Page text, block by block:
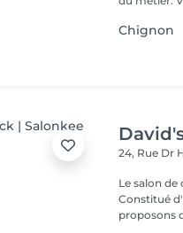
Chignon
24, Rue Dr
Le salon de
Constitué
proposons